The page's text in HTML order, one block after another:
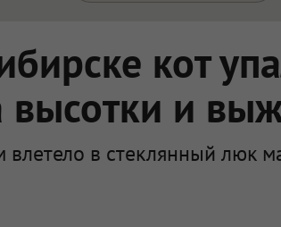
кот
высотки и
в стеклянный люк